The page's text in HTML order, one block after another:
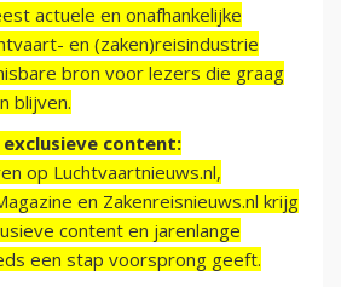
actuele en onafhankelijke
en (zaken)reisindustrie
bron voor lezers die graag
blijven.
content:
op Luchtvaartnieuws.nl,
en Zakenreisnieuws.nl krijg
content en jarenlange
een stap voorsprong geeft.